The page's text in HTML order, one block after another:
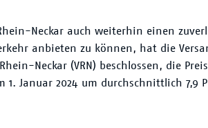
Neckar auch weiterhin einen
anbieten zu können, hat die
Neckar (VRN) beschlossen, die
1. Januar 2024 um durchschnittlich 7,9